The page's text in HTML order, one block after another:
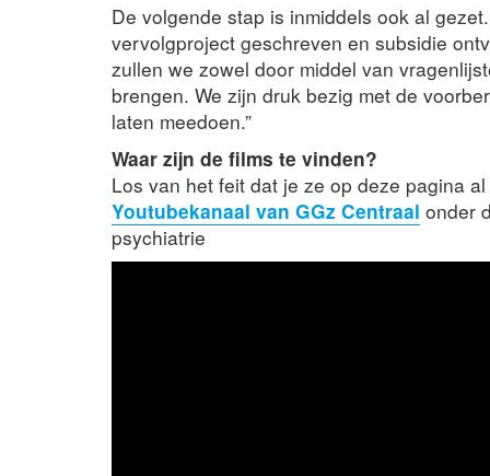
De volgende stap is inmiddels ook al
vervolgproject geschreven en subsidie
zullen we zowel door middel van
brengen. We zijn druk bezig met de
laten meedoen.”
Waar zijn de films te vinden?
Los van het feit dat je ze op deze pagina
Youtubekanaal van GGz Centraal onder
psychiatrie